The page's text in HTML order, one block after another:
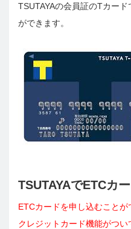
TSUTAYAの会員証のTカー
ができます。
TSUTAYAでETCカ
ETCカードを申し込むことが
クレジットカード機能がつい